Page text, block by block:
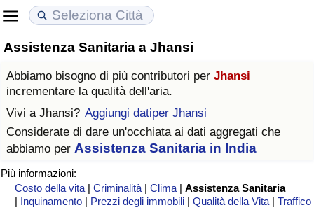
Assistenza Sanitaria a Jhansi
Abbiamo bisogno di più contributori per Jhansi
incrementare la qualità dell'aria.
Vivi a Jhansi? Aggiungi datiper Jhansi
Considerate di dare un'occhiata ai dati aggregati che
abbiamo per Assistenza Sanitaria in India
Più informazioni:
Costo della vita |Criminalità |Clima |Assistenza Sanitaria
| Inquinamento | Prezzi degli immobili |Qualità della Vita |Traffico
Costo della vita
Indice Del Costo Della Vita (corrente)
Indice Del Costo Della Vita
Indice del Costo della Vita per Nazione
ad Aqaba
Prezzi degli immobili
Indice del Prezzo delle Case (Corrente)
Indice del Prezzo delle Case
Indice del Prezzo delle Case per Nazione
Qualità della Vita
Indice della Qualità della Vita
Indice della Qualità della Vita (Corrente)
Indice della qualità della vita per Paese
Criminalità